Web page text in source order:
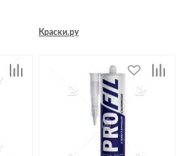
Краски.ру